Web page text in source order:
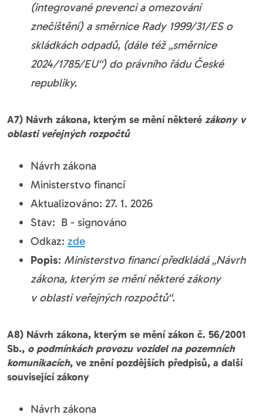
(integrované prevenci a omezování
znečištění) a směrnice Rady 1999/31/ES o
skládkách odpadů, (dále též „směrnice
2024/1785/EU“) do právního řádu České
republiky.
A7) Návrh zákona, kterým se mění některé zákony v
oblasti veřejných rozpočtů
Návrh zákona
Ministerstvo financí
Aktualizováno: 27. 1. 2026
Stav: B - signováno
Odkaz: zde
Popis: Ministerstvo financí předkládá „Návrh
zákona, kterým se mění některé zákony
v oblasti veřejných rozpočtů“.
A8) Návrh zákona, kterým se mění zákon č. 56/2001
Sb., o podmínkách provozu vozidel na pozemních
komunikacích, ve znění pozdějších předpisů, a další
související zákony
Návrh zákona